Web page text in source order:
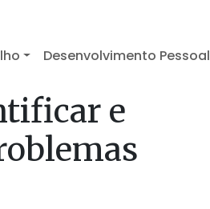
Desenvolvimento Pessoal
e